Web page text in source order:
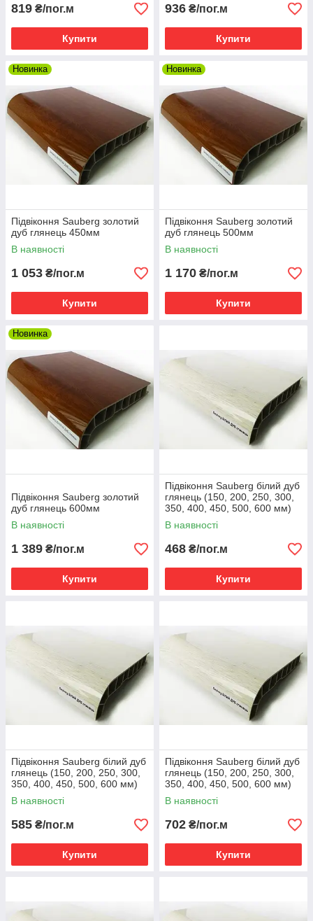
819 ₴/пог.м
Купити
936 ₴/пог.м
Купити
Новинка
Підвіконня Sauberg золотий
дуб глянець 450мм
В наявності
1 053 ₴/пог.м
Купити
Новинка
Підвіконня Sauberg золотий
дуб глянець 500мм
В наявності
1 170 ₴/пог.м
Купити
Новинка
Підвіконня Sauberg золотий
дуб глянець 600мм
В наявності
1 389 ₴/пог.м
Купити
Підвіконня Sauberg білий дуб
глянець (150, 200, 250, 300,
350, 400, 450, 500, 600 мм)
200
В наявності
468 ₴/пог.м
Купити
Підвіконня Sauberg білий дуб
глянець (150, 200, 250, 300,
350, 400, 450, 500, 600 мм)
250
В наявності
585 ₴/пог.м
Купити
Підвіконня Sauberg білий дуб
глянець (150, 200, 250, 300,
350, 400, 450, 500, 600 мм)
300
В наявності
702 ₴/пог.м
Купити